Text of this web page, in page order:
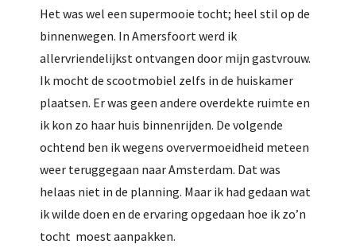
Het was wel een supermooie tocht; heel stil op de
binnenwegen. In Amersfoort werd ik
allervriendelijkst ontvangen door mijn gastvrouw.
Ik mocht de scootmobiel zelfs in de huiskamer
plaatsen. Er was geen andere overdekte ruimte en
ik kon zo haar huis binnenrijden. De volgende
ochtend ben ik wegens oververmoeidheid meteen
weer teruggegaan naar Amsterdam. Dat was
helaas niet in de planning. Maar ik had gedaan wat
ik wilde doen en de ervaring opgedaan hoe ik zo’n
tocht moest aanpakken.